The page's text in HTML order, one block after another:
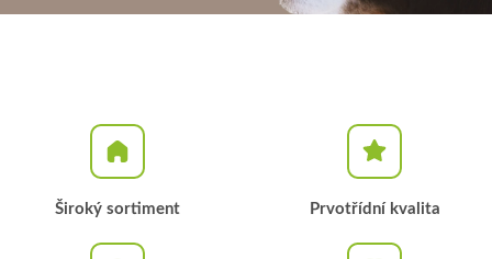
Široký sortiment Prvotřídní kvalita